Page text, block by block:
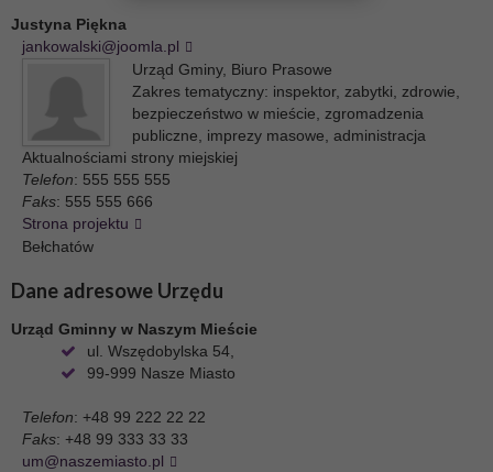
Justyna Piękna
jankowalski@joomla.pl
Urząd Gminy, Biuro Prasowe
Zakres tematyczny: inspektor, zabytki, zdrowie,
bezpieczeństwo w mieście, zgromadzenia
publiczne, imprezy masowe, administracja
Aktualnościami strony miejskiej
Telefon: 555 555 555
Faks: 555 555 666
Strona projektu
Bełchatów
Dane adresowe Urzędu
Urząd Gminny w Naszym Mieście
ul. Wszędobylska 54,
99-999 Nasze Miasto
Telefon: +48 99 222 22 22
Faks: +48 99 333 33 33
um@naszemiasto.pl